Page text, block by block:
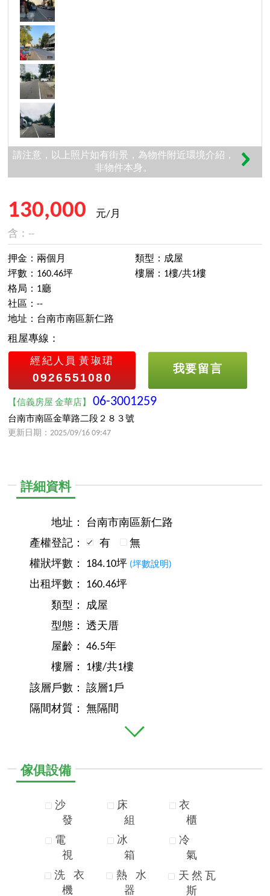
請注意，以上照片如有街景，為物件附近環境介紹，
非物件本身。
130,000
元/月
含：--
押金：兩個月
坪數：160.46坪
類型：成屋
樓層：1樓/共1樓
格局：1廳
社區：--
地址：台南市南區新仁路
租屋專線：
經紀人員 黃琡珺
0926551080
我要留言
【信義房屋 金華店】06-3001259
台南市南區金華路二段２８３號
更新日期：2025/09/16 09:47
詳細資料
地址：
台南市南區新仁路
產權登記：
有
無
權狀坪數：
184.10坪 (坪數說明)
出租坪數：
160.46坪
類型：
成屋
型態：
透天厝
屋齡：
46.5年
樓層：
1樓/共1樓
該層戶數：
該層1戶
隔間材質：
無隔間
傢俱設備
沙
發
電
視
洗
衣
機
床
組
冰
箱
熱
水
器
衣
櫃
冷
氣
天 然 瓦
斯